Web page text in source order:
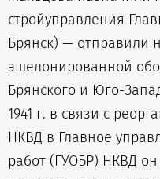
стройуправления
Брянск) — отправили
эшелонированной
Брянского и Юго-
1941 г. в связи с
НКВД в Главное
работ (ГУОБР) НКВД